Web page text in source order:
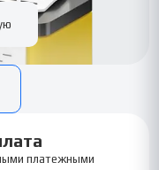
платежными